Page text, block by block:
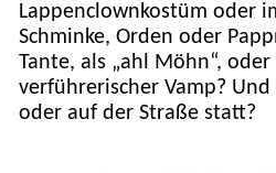
Lappenclownkostüm oder
Schminke, Orden oder
Tante, als „ahl Möhn“,
verführerischer Vamp?
oder auf der Straße statt?